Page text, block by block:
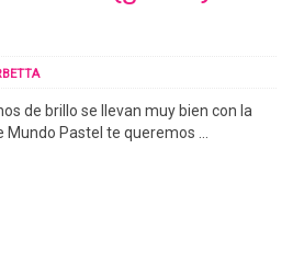
de brillo se llevan muy bien con la
Pastel te queremos …